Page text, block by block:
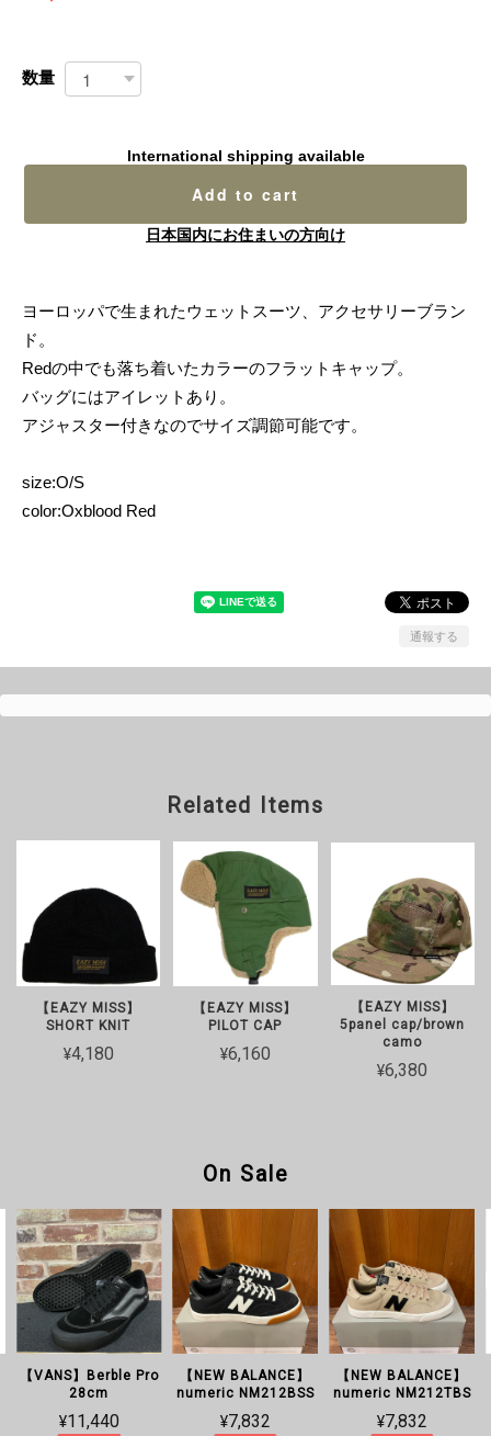
数量
International shipping available
Add to cart
日本国内にお住まいの方向け
ヨーロッパで生まれたウェットスーツ、アクセサリーブラン
ド。
Redの中でも落ち着いたカラーのフラットキャップ。
バッグにはアイレットあり。
アジャスター付きなのでサイズ調節可能です。
size:O/S
color:Oxblood Red
通報する
Related Items
【EAZY MISS】
SHORT KNIT
¥4,180
【EAZY MISS】
PILOT CAP
¥6,160
【EAZY MISS】
5panel cap/brown
camo
¥6,380
On Sale
【VANS】Berble Pro
28cm
¥11,440
【NEW BALANCE】
numeric NM212BSS
¥7,832
【NEW BALANCE】
numeric NM212TBS
¥7,832